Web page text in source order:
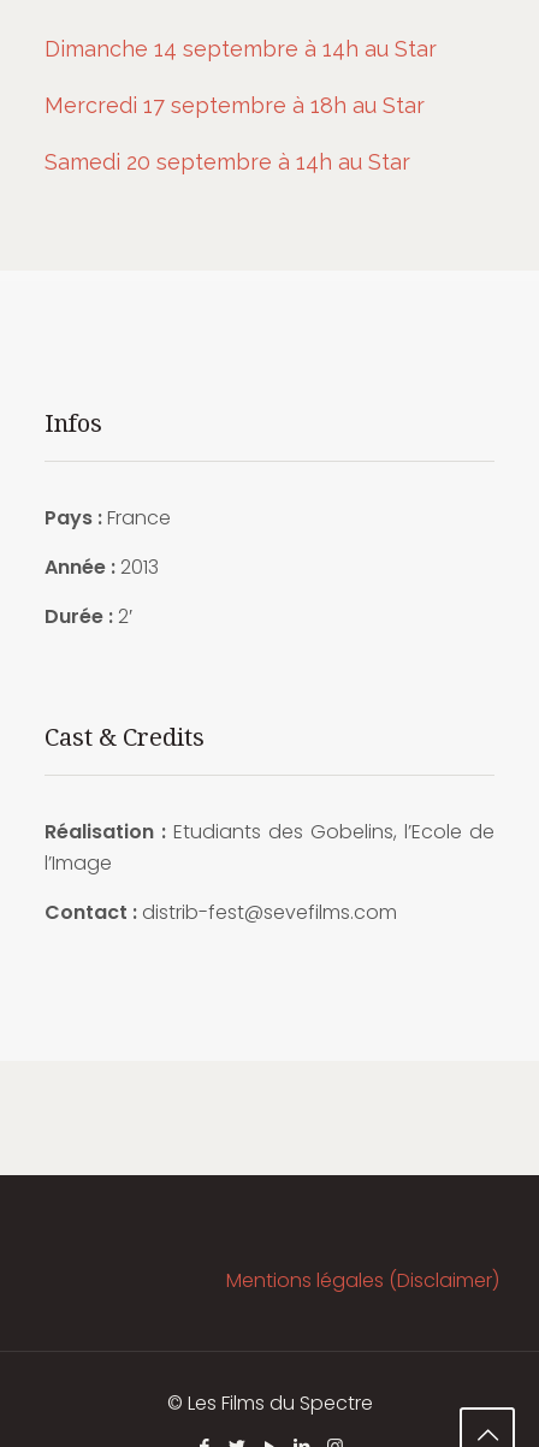
Dimanche 14 septembre à 14h au Star
Mercredi 17 septembre à 18h au Star
Samedi 20 septembre à 14h au Star
Infos
Pays :France
Année : 2013
Durée :2′
Cast & Credits
Réalisation : Etudiants des Gobelins, l’Ecole de
l’Image
Contact : distrib-fest@sevefilms.com
Mentions légales (Disclaimer)
© Les Films du Spectre